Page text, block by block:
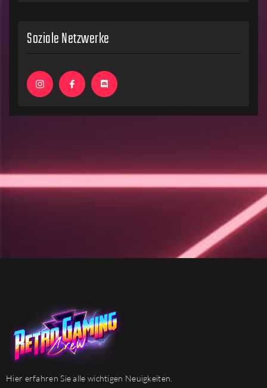
Soziale Netzwerke
Hier erfahren Sie alle wichtigen Neuigkeiten.